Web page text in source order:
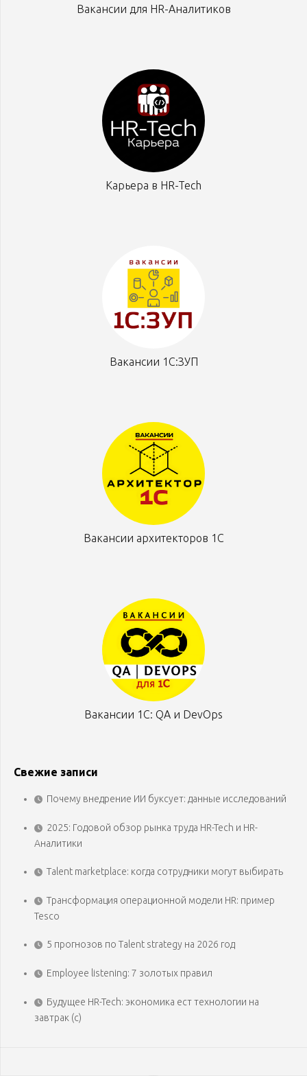
Вакансии для HR-Аналитиков
Карьера в HR-Tech
Вакансии 1С:ЗУП
Вакансии архитекторов 1С
Вакансии 1С: QA и DevOps
Свежие записи
Почему внедрение ИИ буксует: данные исследований
2025: Годовой обзор рынка труда HR-Tech и HR-
Аналитики
Talent marketplace: когда сотрудники могут выбирать
Трансформация операционной модели HR: пример
Tesco
5 прогнозов по Talent strategy на 2026 год
Employee listening: 7 золотых правил
Будущее HR-Tech: экономика ест технологии на
завтрак (с)